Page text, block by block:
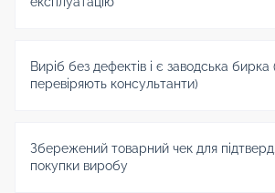
Виріб без дефектів і є заводська бирка
перевіряють консультанти)
Збережений товарний чек для
покупки виробу